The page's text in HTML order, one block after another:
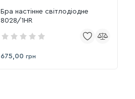
Бра настінне світлодіодне
8028/1HR
675,00 грн